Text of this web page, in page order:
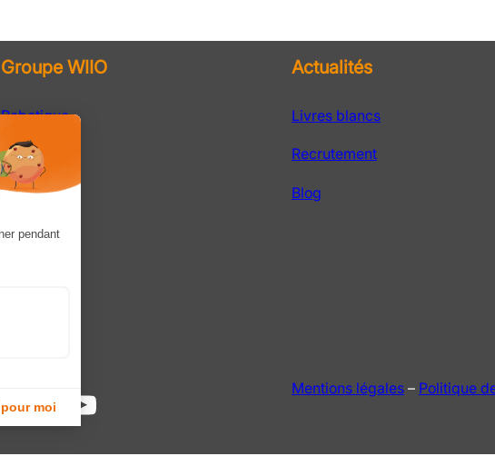
Groupe WIIO
Robotique
Solutions
Matériel
Services
Actualités
Livres blancs
Recrutement
Blog
Facebook LinkedIn YouTube Mentions légales – Politique